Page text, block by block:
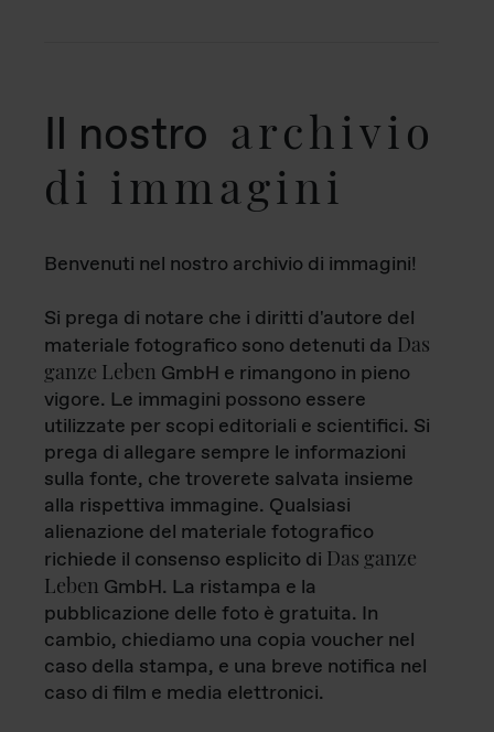
Il nostro archivio
di immagini
Benvenuti nel nostro archivio di immagini!
Si prega di notare che i diritti d'autore del
materiale fotografico sono detenuti da Das
ganze Leben GmbH e rimangono in pieno
vigore. Le immagini possono essere
utilizzate per scopi editoriali e scientifici. Si
prega di allegare sempre le informazioni
sulla fonte, che troverete salvata insieme
alla rispettiva immagine. Qualsiasi
alienazione del materiale fotografico
richiede il consenso esplicito di Das ganze
Leben GmbH. La ristampa e la
pubblicazione delle foto è gratuita. In
cambio, chiediamo una copia voucher nel
caso della stampa, e una breve notifica nel
caso di film e media elettronici.